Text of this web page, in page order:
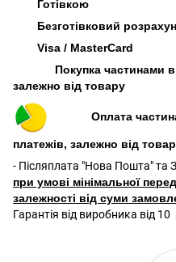
Готівкою
Безготівковий
Visa / MasterCard
Покупка частинами від
залежно від товару
Оплата
платежів, залежно від
- Післяплата "Нова Пошта" та
при умові мінімальної
залежності від суми
Гарантія від виробника від 10